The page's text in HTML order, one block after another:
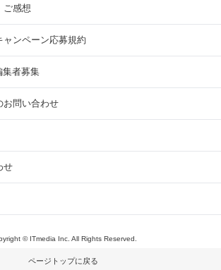
ご感想
ンペーン応募規約
集者募集
お問い合わせ
せ
© ITmedia Inc. All Rights Reserved.
ページトップに戻る